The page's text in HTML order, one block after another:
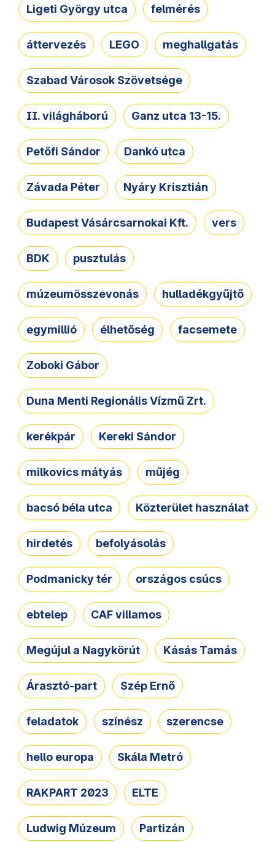
Ligeti György utca felmérés
áttervezés LEGO meghallgatás
Szabad Városok Szövetsége
II. világháború Ganz utca 13-15.
Petőfi Sándor Dankó utca
Závada Péter Nyáry Krisztián
Budapest Vásárcsarnokai Kft. vers
BDK pusztulás
múzeumösszevonás hulladékgyűjtő
egymillió élhetőség facsemete
Zoboki Gábor
Duna Menti Regionális Vízmű Zrt.
kerékpár Kereki Sándor
milkovics mátyás műjég
bacsó béla utca Közterület használat
hirdetés befolyásolás
Podmanicky tér országos csúcs
ebtelep CAF villamos
Megújul a Nagykörút Kásás Tamás
Árasztó-part Szép Ernő
feladatok színész szerencse
hello europa Skála Metró
RAKPART 2023 ELTE
Ludwig Múzeum Partizán